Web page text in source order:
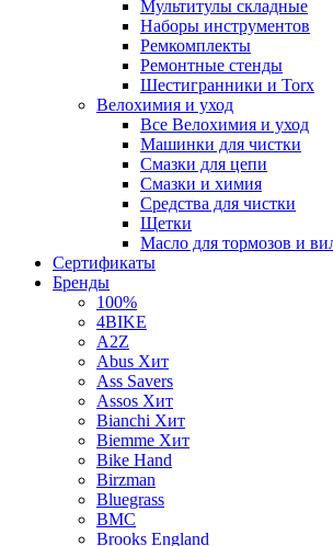
Мультитулы складные
Наборы инструментов
Ремкомплекты
Ремонтные стенды
Шестигранники и Torx
Велохимия и уход
Все Велохимия и уход
Машинки для чистки
Смазки для цепи
Смазки и химия
Средства для чистки
Щетки
Масло для тормозов и
Сертификаты
Бренды
100%
4BIKE
A2Z
Abus Хит
Ass Savers
Assos Хит
Bianchi Хит
Biemme Хит
Bike Hand
Birzman
Bluegrass
BMC
Brooks England